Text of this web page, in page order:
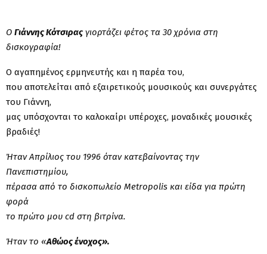
Ο Γιάννης Κότσιρας γιορτάζει φέτος τα 30 χρόνια στη
δισκογραφία!
Ο αγαπημένος ερμηνευτής και η παρέα του,
που αποτελείται από εξαιρετικούς μουσικούς και συνεργάτες
του Γιάννη,
μας υπόσχονται το καλοκαίρι υπέροχες, μοναδικές μουσικές
βραδιές!
Ήταν Απρίλιος του 1996 όταν κατεβαίνοντας την
Πανεπιστημίου,
πέρασα από το δισκοπωλείο Metropolis και είδα για πρώτη
φορά
το πρώτο μου cd στη βιτρίνα.
Ήταν το «Αθώος ένοχος».